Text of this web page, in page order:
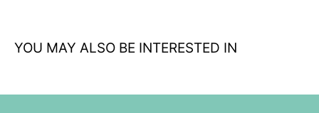
YOU MAY ALSO BE INTERESTED IN